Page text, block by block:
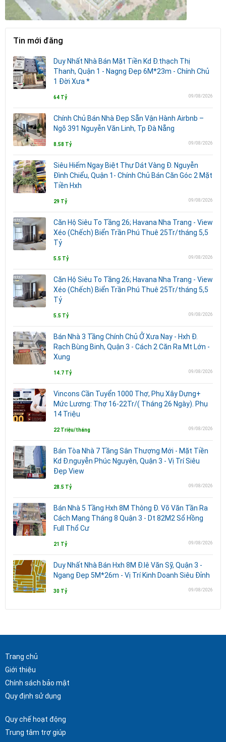
Tin mới đăng
Duy Nhất Nhà Bán Mặt Tiền Kd Đ.thạch Thị
Thanh, Quận 1 - Nagng Đẹp 6M*23m - Chính Chủ
1 Đời Xưa *
64 Tỷ 09/08/2026
Chính Chủ Bán Nhà Đẹp Sẵn Vận Hành Airbnb –
Ngõ 391 Nguyễn Văn Linh, Tp Đà Nẵng
8.58 Tỷ 09/08/2026
Siêu Hiếm Ngay Biệt Thự Dát Vàng Đ. Nguyễn
Đình Chiểu, Quận 1- Chính Chủ Bán Căn Góc 2 Mặt
Tiền Hxh
29 Tỷ 09/08/2026
Căn Hộ Siêu To Tầng 26; Havana Nha Trang - View
Xéo (Chếch) Biển Trần Phú Thuê 25Tr/tháng 5,5
Tỷ
5.5 Tỷ 09/08/2026
Căn Hộ Siêu To Tầng 26; Havana Nha Trang - View
Xéo (Chếch) Biển Trần Phú Thuê 25Tr/tháng 5,5
Tỷ
5.5 Tỷ 09/08/2026
Bán Nhà 3 Tầng Chính Chủ Ở Xưa Nay - Hxh Đ.
Rạch Bùng Binh, Quận 3 - Cách 2 Căn Ra Mt Lớn -
Xung
14.7 Tỷ 09/08/2026
Vincons Cần Tuyển 1000 Thợ, Phụ Xây Dựng+
Mức Lương: Thợ 16-22Tr/( Tháng 26 Ngày). Phụ
14 Triệu
22 Triệu/tháng 09/08/2026
Bán Tòa Nhà 7 Tầng Sân Thượng Mới - Mặt Tiền
Kd Đ.nguyễn Phúc Nguyên, Quận 3 - Vị Trí Siêu
Đẹp View
28.5 Tỷ 09/08/2026
Bán Nhà 5 Tầng Hxh 8M Thông Đ. Võ Văn Tần Ra
Cách Mạng Tháng 8 Quận 3 - Dt 82M2 Sổ Hồng
Full Thổ Cư
21 Tỷ 09/08/2026
Duy Nhất Nhà Bán Hxh 8M Đ.lê Văn Sỹ, Quận 3 -
Ngang Đẹp 5M*26m - Vị Trí Kinh Doanh Siêu Đỉnh
30 Tỷ 09/08/2026
Trang chủ
Giới thiệu
Chính sách bảo mật
Quy định sử dụng
Quy chế hoạt động
Trung tâm trợ giúp